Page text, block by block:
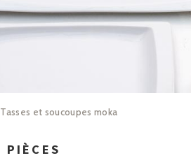
Tasses et soucoupes moka
PIÈCES